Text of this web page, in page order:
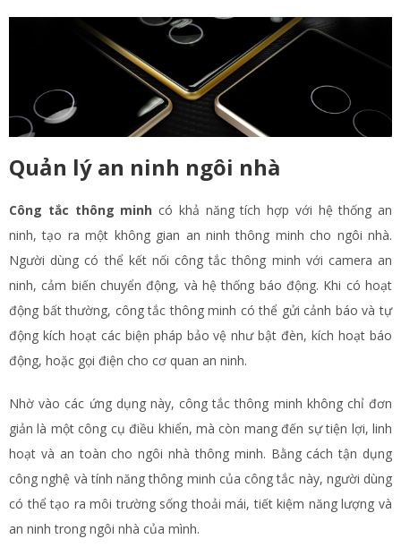
Quản lý an ninh ngôi nhà
Công tắc thông minh có khả năng tích hợp với hệ thống an
ninh, tạo ra một không gian an ninh thông minh cho ngôi nhà.
Người dùng có thể kết nối công tắc thông minh với camera an
ninh, cảm biến chuyển động, và hệ thống báo động. Khi có hoạt
động bất thường, công tắc thông minh có thể gửi cảnh báo và tự
động kích hoạt các biện pháp bảo vệ như bật đèn, kích hoạt báo
động, hoặc gọi điện cho cơ quan an ninh.
Nhờ vào các ứng dụng này, công tắc thông minh không chỉ đơn
giản là một công cụ điều khiển, mà còn mang đến sự tiện lợi, linh
hoạt và an toàn cho ngôi nhà thông minh. Bằng cách tận dụng
công nghệ và tính năng thông minh của công tắc này, người dùng
có thể tạo ra môi trường sống thoải mái, tiết kiệm năng lượng và
an ninh trong ngôi nhà của mình.